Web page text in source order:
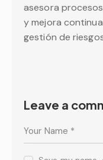
asesora
y mejora
gestión de
Leave a